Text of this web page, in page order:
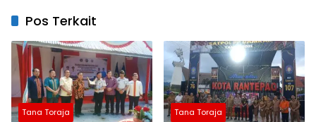
Pos Terkait
Tana Toraja Tana Toraja